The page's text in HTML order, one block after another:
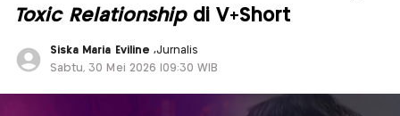
Toxic Relationshipdi V+Short
Siska Maria Eviline ,Jurnalis
Sabtu, 30 Mei 2026 |09:30 WIB